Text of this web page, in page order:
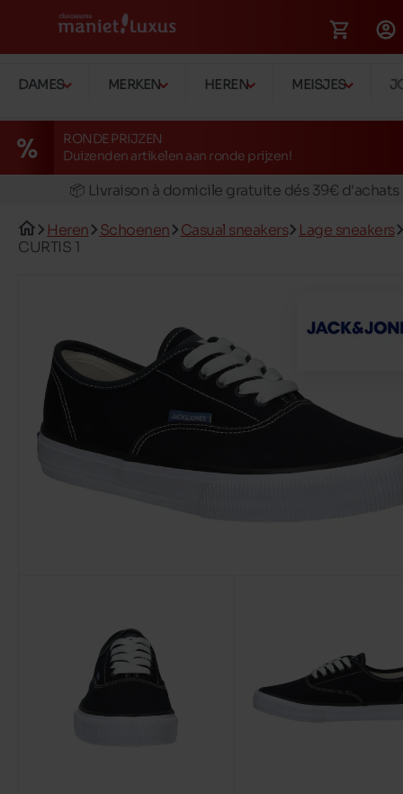
DAMES MERKEN HEREN MEISJES
RONDE PRIJZEN
Duizenden artikelen aan ronde prijzen!
🚛 Livraison gratuite en magasins
🏪 28 magasins en Belgique et au Luxembourg
📦 Livraison à domicile gratuite dés 39€ d'achats
🔁 retours valables pendant 30 jours
Heren Schoenen Casual sneakers
Lage sneakers
CURTIS 1